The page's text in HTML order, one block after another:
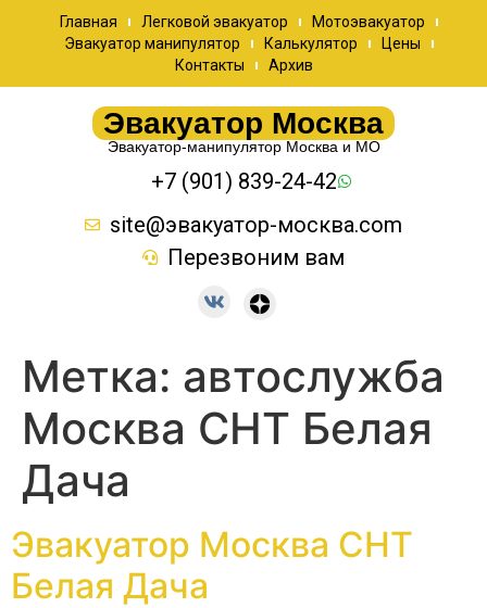
Главная Легковой эвакуатор
Мотоэвакуатор
Эвакуатор манипулятор
Калькулятор
Цены
Контакты
Архив
Эвакуатор Москва
Эвакуатор-манипулятор Москва и МО
+7 (901) 839-24-42
site@эвакуатор-москва.com
Перезвоним вам
Метка: автослужба
Москва СНТ Белая
Дача
Эвакуатор Москва СНТ
Белая Дача